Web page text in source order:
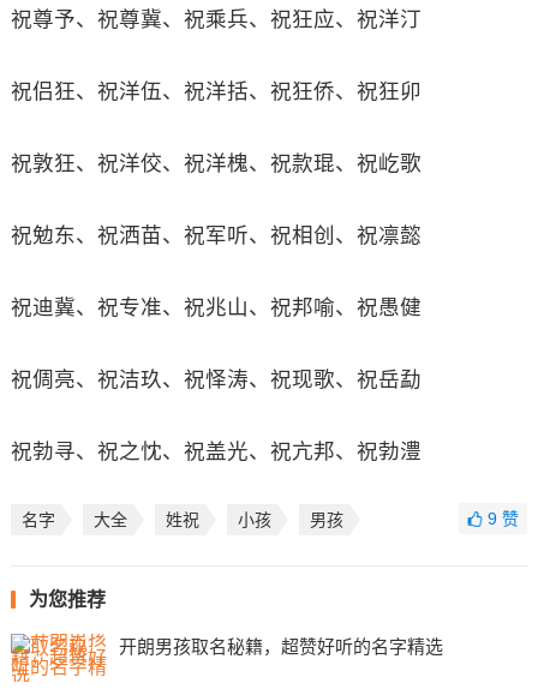
祝尊予、祝尊冀、祝乘兵、祝狂应、祝洋汀
祝侣狂、祝洋伍、祝洋括、祝狂侨、祝狂卯
祝敦狂、祝洋佼、祝洋槐、祝款琨、祝屹歌
祝勉东、祝洒苗、祝军听、祝相创、祝凛懿
祝迪冀、祝专准、祝兆山、祝邦喻、祝愚健
祝倜亮、祝洁玖、祝怿涛、祝现歌、祝岳勐
祝勃寻、祝之忱、祝盖光、祝亢邦、祝勃澧
名字 大全 姓祝 小孩 男孩 9赞
为您推荐
开朗男孩取名秘籍，超赞好听的名字精选